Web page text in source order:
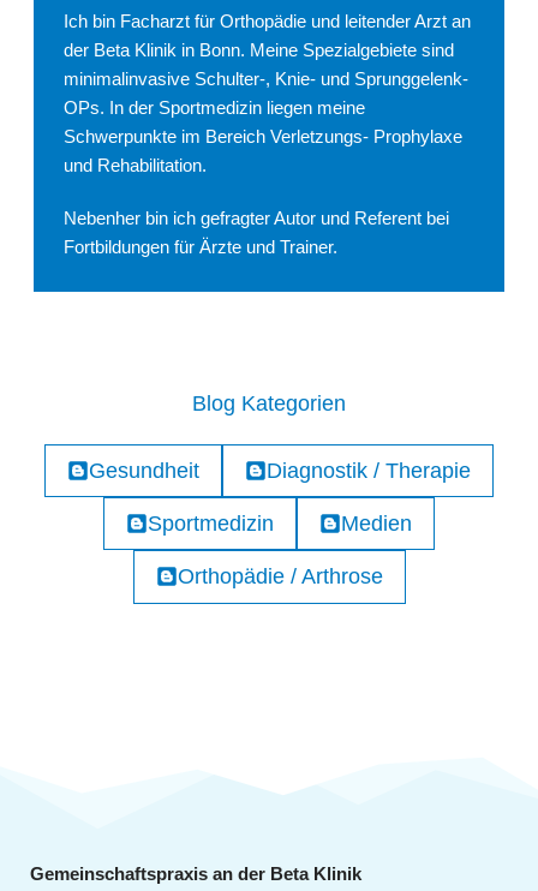
Ich bin Facharzt für Orthopädie und leitender Arzt an
der Beta Klinik in Bonn. Meine Spezialgebiete sind
minimalinvasive Schulter-, Knie- und Sprunggelenk-
OPs. In der Sportmedizin liegen meine
Schwerpunkte im Bereich Verletzungs- Prophylaxe
und Rehabilitation.
Nebenher bin ich gefragter Autor und Referent bei
Fortbildungen für Ärzte und Trainer.
Blog Kategorien
Gesundheit Diagnostik / Therapie
Sportmedizin Medien
Orthopädie / Arthrose
Gemeinschaftspraxis an der Beta Klinik